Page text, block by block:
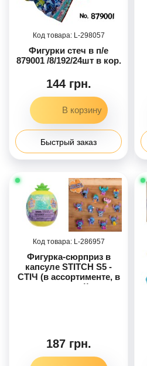
298057
Фигурки стеч в п/е
879001 /8/192/24шт в кор.
144 грн.
Быстрый заказ
286957
Фигурка-сюрприз в
капсуле STITCH S5 -
СТІЧ (в ассортименте, в
дисплее))
187 грн.